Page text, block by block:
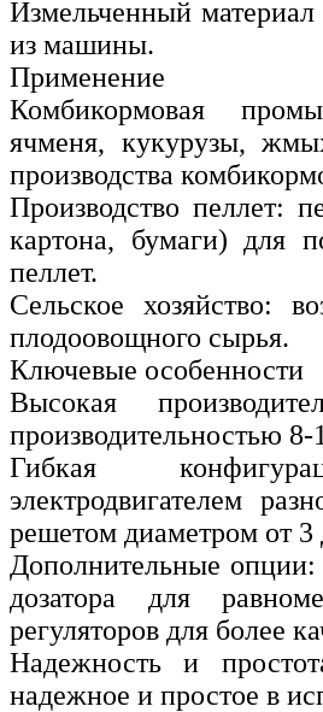
Измельченный
из машины.
Применение
Комбикормовая
ячменя, кукурузы,
производства
Производство пеллет:
картона, бумаги) для
пеллет.
Сельское хозяйство:
плодоовощного сырья.
Ключевые особенности
Высокая
производительностью 8-
Гибкая
электродвигателем
решетом диаметром от
Дополнительные
дозатора для
регуляторов для более
Надежность и
надежное и простое в